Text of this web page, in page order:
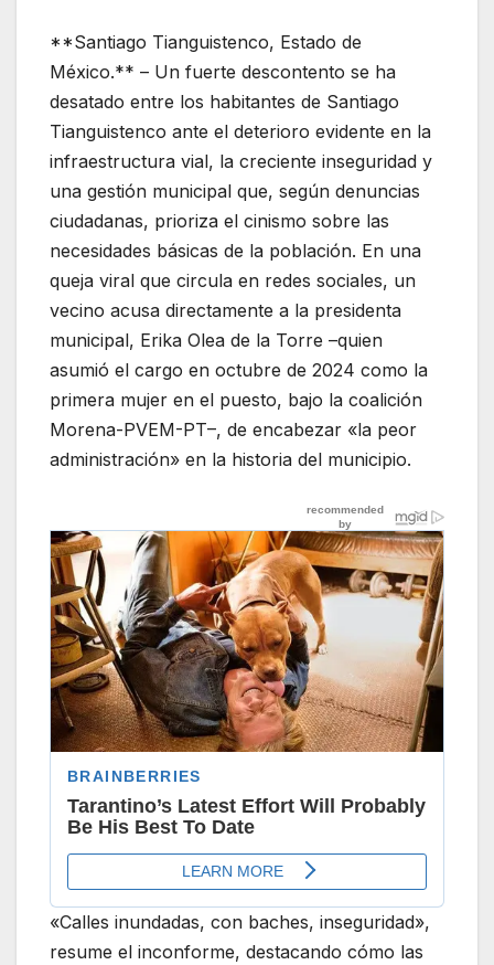
**Santiago Tianguistenco, Estado de
México.** – Un fuerte descontento se ha
desatado entre los habitantes de Santiago
Tianguistenco ante el deterioro evidente en la
infraestructura vial, la creciente inseguridad y
una gestión municipal que, según denuncias
ciudadanas, prioriza el cinismo sobre las
necesidades básicas de la población. En una
queja viral que circula en redes sociales, un
vecino acusa directamente a la presidenta
municipal, Erika Olea de la Torre –quien
asumió el cargo en octubre de 2024 como la
primera mujer en el puesto, bajo la coalición
Morena-PVEM-PT–, de encabezar «la peor
administración» en la historia del municipio.
«Calles inundadas, con baches, inseguridad»,
resume el inconforme, destacando cómo las